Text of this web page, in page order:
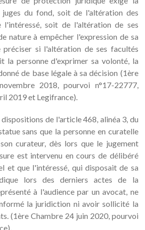
du fond, soit de l'altération des
l'intéressé, soit de l'altération de ses
nature à empêcher l'expression de sa
si l'altération de ses facultés
la personne d'exprimer sa volonté, la
de base légale à sa décision (1ère
2018, pourvoi n°17-22777,
2019 et Legifrance).
de l'article 468, alinéa 3, du
sans que la personne en curatelle
curateur, dès lors que le jugement
est intervenu en cours de délibéré
et que l'intéressé, qui disposait de sa
lors des derniers actes de la
à l'audience par un avocat, ne
la juridiction ni avoir sollicité la
(1ère Chambre 24 juin 2020, pourvoi